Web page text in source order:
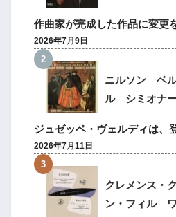
作曲家が完成した作品に変更
2026年7月9日
ニルソン ベ
ル シミオナ
ジュゼッペ・ヴェルディは、
2026年7月11日
クレメンス・
ン・フィル